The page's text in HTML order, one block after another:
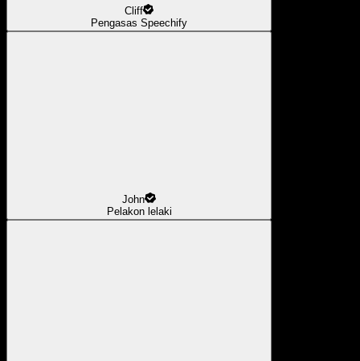
Cliff
Pengasas Speechify
John
Pelakon lelaki